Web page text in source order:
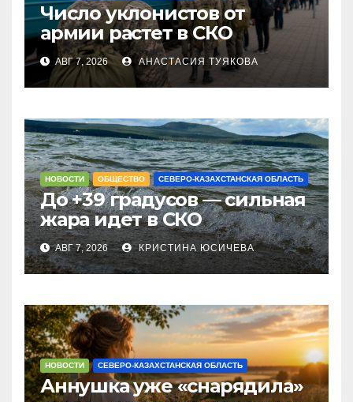
Число уклонистов от
армии растет в СКО
АВГ 7, 2026 АНАСТАСИЯ ТУЯКОВА
НОВОСТИ ОБЩЕСТВО СЕВЕРО-КАЗАХСТАНСКАЯ ОБЛАСТЬ
До +39 градусов — сильная
жара идет в СКО
АВГ 7, 2026 КРИСТИНА ЮСИЧЕВА
НОВОСТИ СЕВЕРО-КАЗАХСТАНСКАЯ ОБЛАСТЬ
Аннушка уже «снарядила»